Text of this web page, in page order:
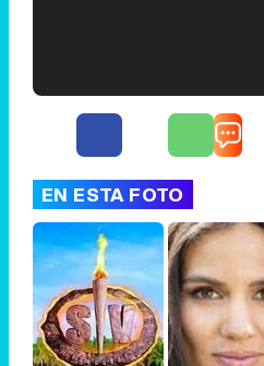
EN ESTA FOTO